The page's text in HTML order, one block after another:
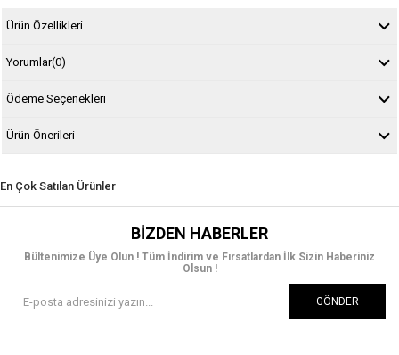
Ürün Özellikleri
Yorumlar(0)
Ödeme Seçenekleri
Ürün Önerileri
En Çok Satılan Ürünler
BIZDEN HABERLER
Bültenimize Üye Olun ! Tüm İndirim ve Fırsatlardan İlk Sizin Haberiniz
Olsun !
GÖNDER